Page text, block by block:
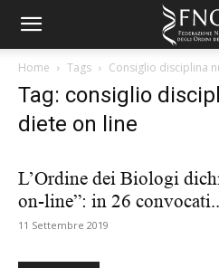
Home Tags Consiglio disciplina
Tag: consiglio
diete on line
L’Ordine dei Biologi
on-line”: in 26
11 Settembre 2019